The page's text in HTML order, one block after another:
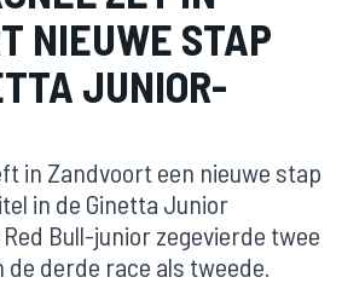
NIEUWE STAP
JUNIOR-
in Zandvoort een nieuwe stap
in de Ginetta Junior
Bull-junior zegevierde twee
derde race als tweede.